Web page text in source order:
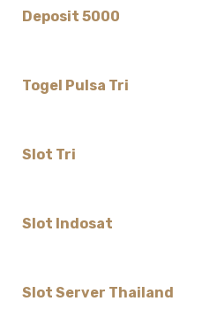
Deposit 5000
Togel Pulsa Tri
Slot Tri
Slot Indosat
Slot Server Thailand